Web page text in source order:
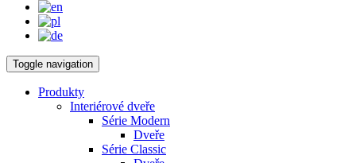
Toggle navigation
Produkty
Interiérové dveře
Série Modern
Dveře
Série Classic